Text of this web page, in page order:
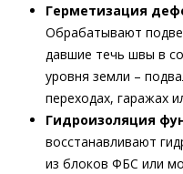
Герметизация
Обрабатывают
давшие течь швы в
уровня земли –
переходах, гаражах
Гидроизоляция
восстанавливают
из блоков ФБС или